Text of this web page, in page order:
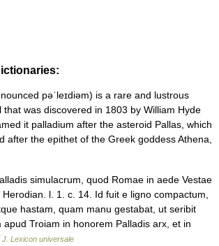
pəˈleɪdiəm) is a rare and lustrous
that was discovered in 1803 by William Hyde
it palladium after the asteroid Pallas, which
after the epithet of the Greek goddess Athena,
simulacrum, quod Romae in aede Vestae
l. 1. c. 14. Id fuit e ligno compactum,
hastam, quam manu gestabat, ut seribit
apud Troiam in honorem Palladis arx, et in
J. Lexicon universale